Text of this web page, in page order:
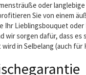
oder
Sie von einem
Ihr Lieblingsbouquet oder
wir sorgen dafür, dass es
in Selbelang (auch für